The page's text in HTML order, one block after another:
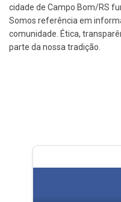
cidade de Campo Bom/RS
Somos referência em
comunidade. Ética,
parte da nossa tradição.